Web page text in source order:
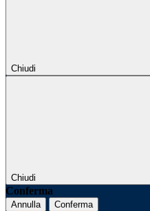
Chiudi
Chiudi
Conferma
Annulla Conferma